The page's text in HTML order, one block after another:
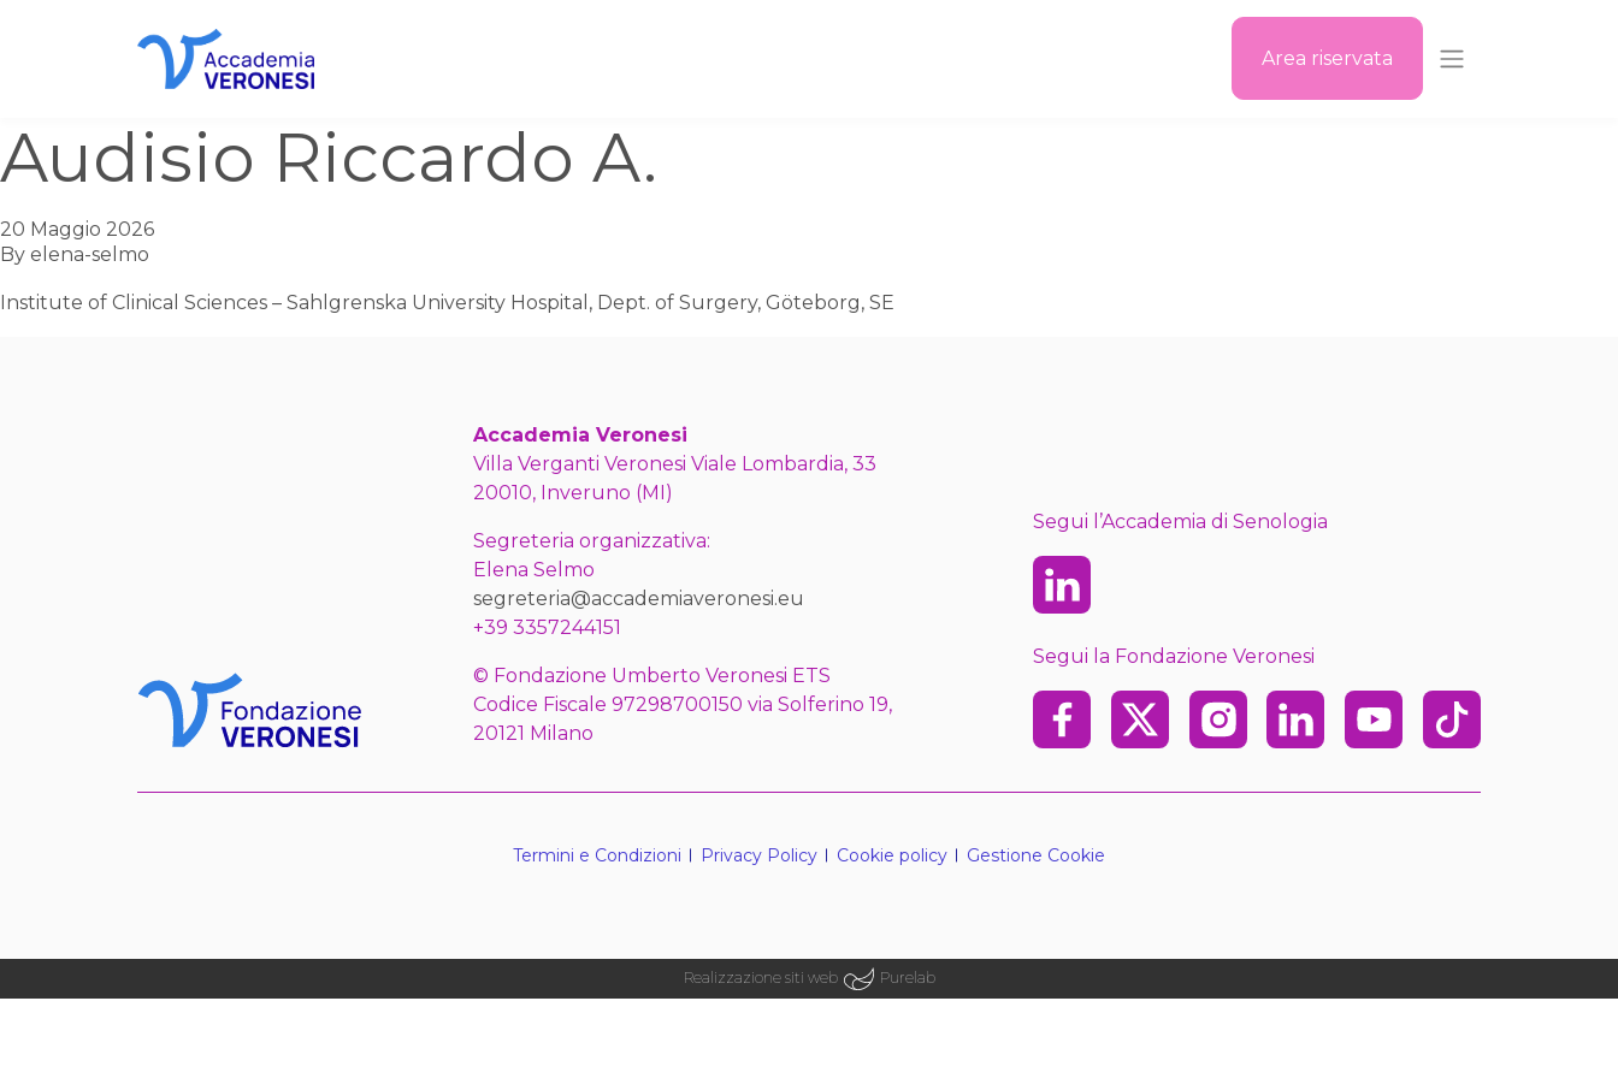
Area riservata
Audisio Riccardo A.
20 Maggio 2026
By elena-selmo
Institute of Clinical Sciences – Sahlgrenska University Hospital, Dept. of Surgery, Göteborg, SE
Accademia Veronesi
Villa Verganti Veronesi Viale Lombardia, 33
20010, Inveruno (MI)
Segreteria organizzativa:
Elena Selmo
segreteria@accademiaveronesi.eu
+39 3357244151
© Fondazione Umberto Veronesi ETS
Codice Fiscale 97298700150 via Solferino 19,
20121 Milano
Segui l’Accademia di Senologia
Linkedin
Segui la Fondazione Veronesi
Facebook
X InstagramLinkedinYoutubeTikTok
Termini e Condizioni Privacy Policy Cookie policy Gestione Cookie
Realizzazione siti web Purelab